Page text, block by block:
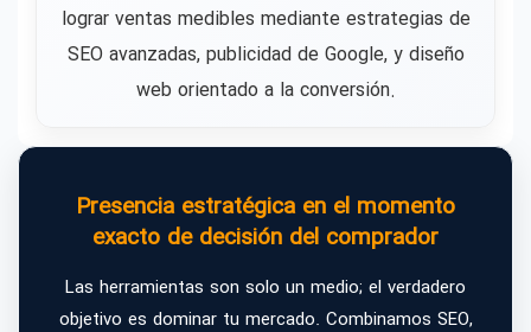
lograr ventas medibles mediante estrategias de
SEO avanzadas, publicidad de Google, y diseño
web orientado a la conversión.
Presencia estratégica en el momento
exacto de decisión del comprador
Las herramientas son solo un medio; el verdadero
objetivo es dominar tu mercado. Combinamos SEO,